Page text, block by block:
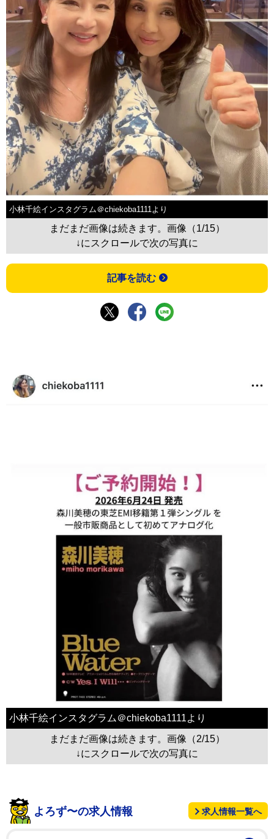
小林千絵インスタグラム＠chiekoba1111より
まだまだ画像は続きます。画像（1/15）
↓にスクロールで次の写真に
記事を読む
小林千絵インスタグラム＠chiekoba1111より
まだまだ画像は続きます。画像（2/15）
↓にスクロールで次の写真に
よろず〜の求人情報 求人情報一覧へ